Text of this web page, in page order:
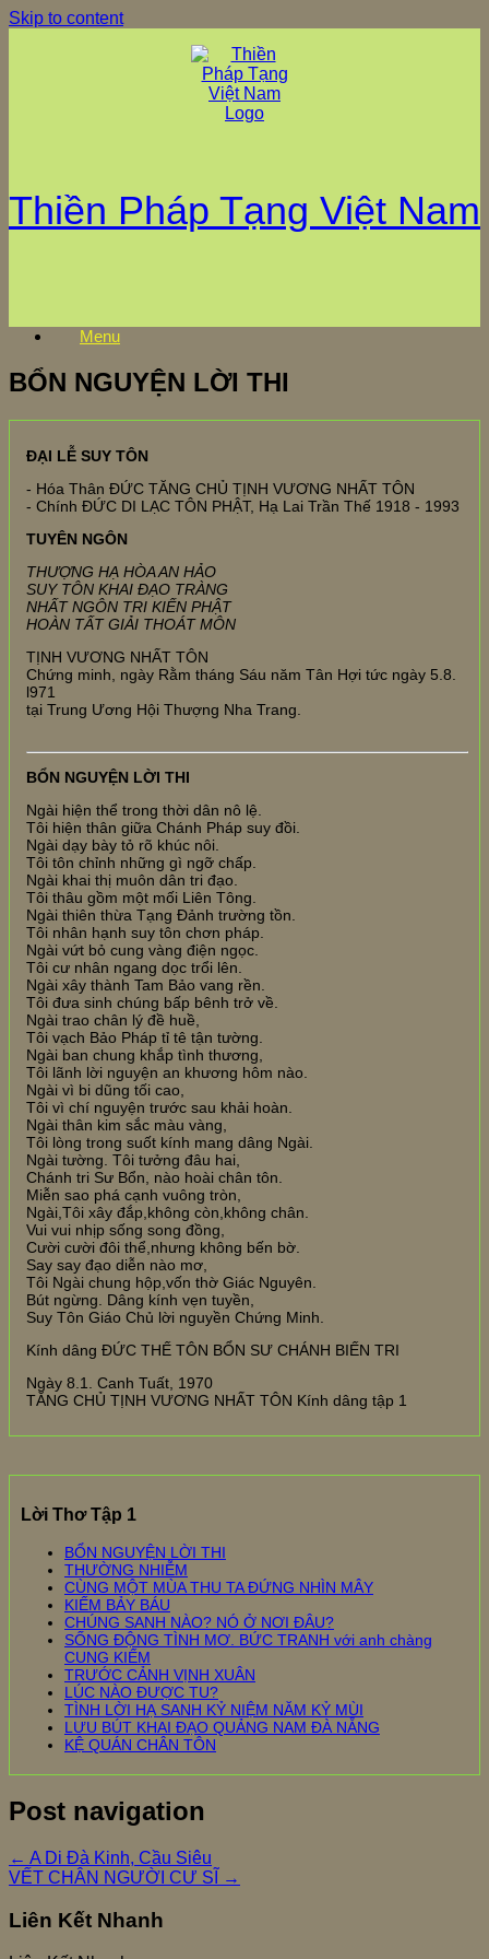
Skip to content
Thiền Pháp Tạng Việt Nam
Menu
BỔN NGUYỆN LỜI THI
ĐẠI LỄ SUY TÔN
- Hóa Thân ĐỨC TĂNG CHỦ TỊNH VƯƠNG NHẤT TÔN
- Chính ĐỨC DI LẠC TÔN PHẬT, Hạ Lai Trần Thế 1918 - 1993
TUYÊN NGÔN
THƯỢNG HẠ HÒA AN HẢO
SUY TÔN KHAI ĐẠO TRÀNG
NHẤT NGÔN TRI KIẾN PHẬT
HOÀN TẤT GIẢI THOÁT MÔN
TỊNH VƯƠNG NHẤT TÔN
Chứng minh, ngày Rằm tháng Sáu năm Tân Hợi tức ngày 5.8.
l971
tại Trung Ương Hội Thượng Nha Trang.
BỔN NGUYỆN LỜI THI
Ngài hiện thể trong thời dân nô lệ.
Tôi hiện thân giữa Chánh Pháp suy đồi.
Ngài dạy bày tỏ rõ khúc nôi.
Tôi tôn chỉnh những gì ngỡ chấp.
Ngài khai thị muôn dân tri đạo.
Tôi thâu gồm một mối Liên Tông.
Ngài thiên thừa Tạng Đảnh trường tồn.
Tôi nhân hạnh suy tôn chơn pháp.
Ngài vứt bỏ cung vàng điện ngọc.
Tôi cư nhân ngang dọc trổi lên.
Ngài xây thành Tam Bảo vang rền.
Tôi đưa sinh chúng bấp bênh trở về.
Ngài trao chân lý đề huề,
Tôi vạch Bảo Pháp tỉ tê tận tường.
Ngài ban chung khắp tình thương,
Tôi lãnh lời nguyện an khương hôm nào.
Ngài vì bi dũng tối cao,
Tôi vì chí nguyện trước sau khải hoàn.
Ngài thân kim sắc màu vàng,
Tôi lòng trong suốt kính mang dâng Ngài.
Ngài tường. Tôi tưởng đâu hai,
Chánh tri Sư Bổn, nào hoài chân tôn.
Miễn sao phá cạnh vuông tròn,
Ngài,Tôi xây đắp,không còn,không chân.
Vui vui nhịp sống song đồng,
Cười cười đôi thể,nhưng không bến bờ.
Say say đạo diễn nào mơ,
Tôi Ngài chung hộp,vốn thờ Giác Nguyên.
Bút ngừng. Dâng kính vẹn tuyền,
Suy Tôn Giáo Chủ lời nguyền Chứng Minh.
Kính dâng ĐỨC THẾ TÔN BỔN SƯ CHÁNH BIẾN TRI
Ngày 8.1. Canh Tuất, 1970
TĂNG CHỦ TỊNH VƯƠNG NHẤT TÔN Kính dâng tập 1
Lời Thơ Tập 1
BỔN NGUYỆN LỜI THI
THƯỜNG NHIỄM
CÙNG MỘT MÙA THU TA ĐỨNG NHÌN MÂY
KIẾM BẢY BÁU
CHÚNG SANH NÀO? NÓ Ở NƠI ĐÂU?
SỐNG ĐỘNG TÌNH MƠ. BỨC TRANH với anh chàng
CUNG KIẾM
TRƯỚC CẢNH VỊNH XUÂN
LÚC NÀO ĐƯỢC TU?
TÌNH LỜI HẠ SANH KỶ NIỆM NĂM KỶ MÙI
LƯU BÚT KHAI ĐẠO QUẢNG NAM ĐÀ NẴNG
KỆ QUÁN CHÂN TÔN
Post navigation
← A Di Đà Kinh, Cầu Siêu
VẾT CHÂN NGƯỜI CƯ SĨ
→
Liên Kết Nhanh